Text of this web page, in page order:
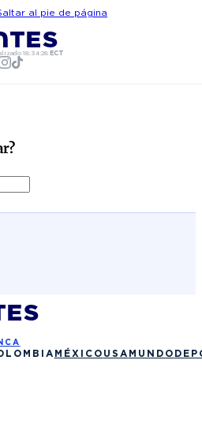
al pie de página
18:34:28 ECT
MÉXICO USA MUNDO